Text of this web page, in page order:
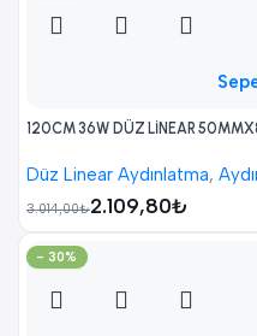
120CM 36W DÜZ LİNEAR
Düz Linear Aydınlatma,
3.014,00₺2.109,80₺
- 30%